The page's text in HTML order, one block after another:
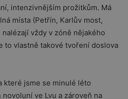
intenzivnějším prožitkům. Má
místa (Petřín, Karlův most,
vždy v zóně nějakého
to vlastně takové tvoření doslova
které jsme se minulé léto
ve Lvu a zároveň na